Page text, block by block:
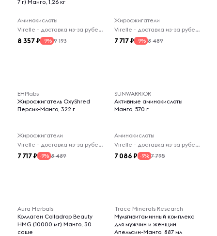
7 г) Манго, 1,26 кг
Аминокислоты
Virelle - доставка из-за рубежа
8 357 -9% 9 193
Жиросжигатели
Virelle - доставка из-за рубежа
7 717 -9% 8 489
EHPlabs
Жиросжигатель OxyShred
Персик-Манго, 322 г
Жиросжигатели
Virelle - доставка из-за рубежа
7 717 -9% 8 489
SUNWARRIOR
Активные аминокислоты
Манго, 570 г
Аминокислоты
Virelle - доставка из-за рубежа
7 086 -9% 7 795
Aura Herbals
Коллаген Colladrop Beauty
HMG (10000 мг) Манго, 30
саше
Trace Minerals Research
Мультивитаминный комплекс
для мужчин и женщин
Апельсин-Манго, 887 мл